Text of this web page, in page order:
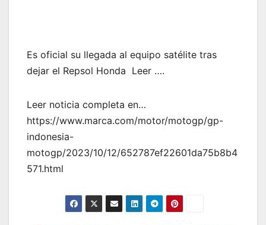
Es oficial su llegada al equipo satélite tras
dejar el Repsol Honda Leer ….
Leer noticia completa en…
https://www.marca.com/motor/motogp/gp-
indonesia-
motogp/2023/10/12/652787ef22601da75b8b4
571.html